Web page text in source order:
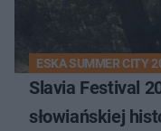
ESKA SUMMER CITY
Slavia Festival
słowiańskiej